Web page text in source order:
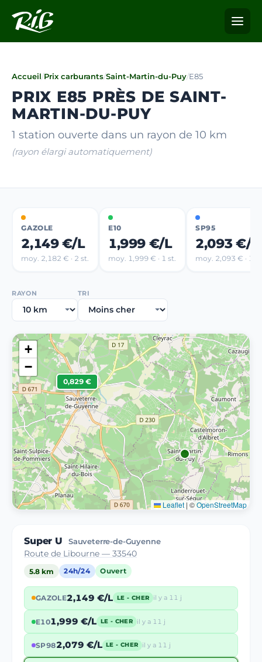
Accueil/Prix carburants/Saint-Martin-du-Puy/E85
PRIX E85 PRÈS DE SAINT-
MARTIN-DU-PUY
1 station ouverte dans un rayon de 10 km
(rayon élargi automatiquement)
GAZOLE
2,149 €/L
moy. 2,182 € · 2 st.
E10
1,999 €/L
moy. 1,999 € · 1 st.
SP95
2,093 €/L
moy. 2,093 € · 1
RAYON TRI
0,829 €
+
−
Leaflet | ©OpenStreetMap
Super U Sauveterre-de-Guyenne
Route de Libourne — 33540
5.8 km 24h/24 Ouvert
GAZOLE2,149 €/L LE - CHER il y a 11 j
E101,999 €/L LE - CHER il y a 11 j
SP982,079 €/L LE - CHER il y a 11 j